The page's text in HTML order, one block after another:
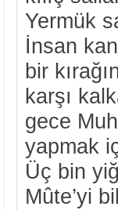
Yermük
İnsan
bir
karşı
gece
yapmak
Üç bin
Mûte’yi